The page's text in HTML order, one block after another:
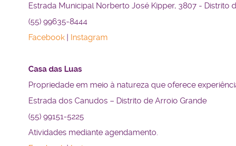
Estrada Municipal Norberto José Kipper, 3807 - Distrito
(55) 99635-8444
Facebook | Instagram
Casa das Luas
Propriedade em meio à natureza que oferece
Estrada dos Canudos – Distrito de Arroio Grande
(55) 99151-5225
Atividades mediante agendamento.